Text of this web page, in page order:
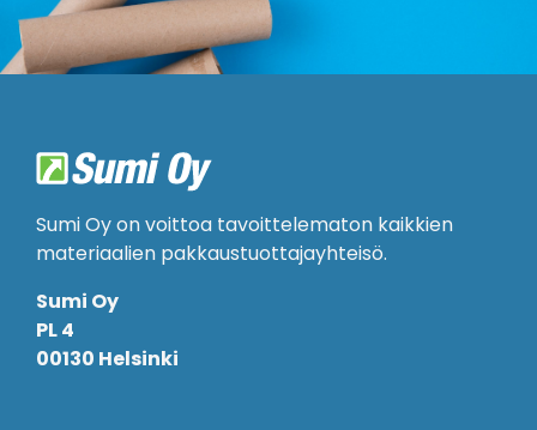
Sumi Oy on voittoa tavoittelematon kaikkien
materiaalien pakkaustuottajayhteisö.
Sumi Oy
PL 4
00130 Helsinki